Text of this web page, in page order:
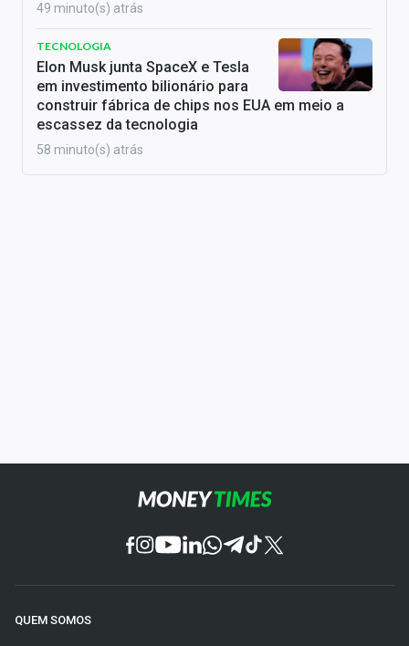
49 minuto(s) atrás
TECNOLOGIA
Elon Musk junta SpaceX e Tesla
em investimento bilionário para
construir fábrica de chips nos EUA em meio a
escassez da tecnologia
58 minuto(s) atrás
QUEM SOMOS